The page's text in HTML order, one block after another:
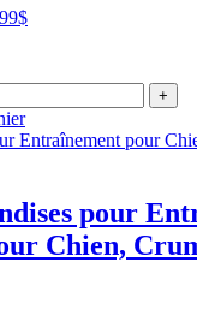
$Plage
23.99$
à
+
pour
Chien,